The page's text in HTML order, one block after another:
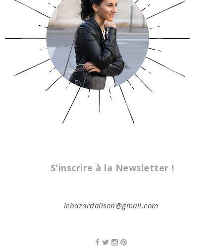
S'inscrire à la Newsletter !
lebazardalison@gmail.com